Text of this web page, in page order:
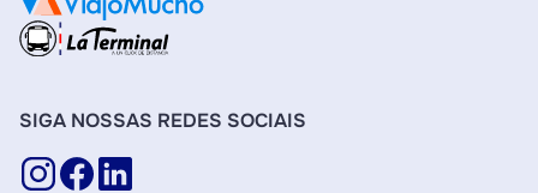
SIGA NOSSAS REDES SOCIAIS